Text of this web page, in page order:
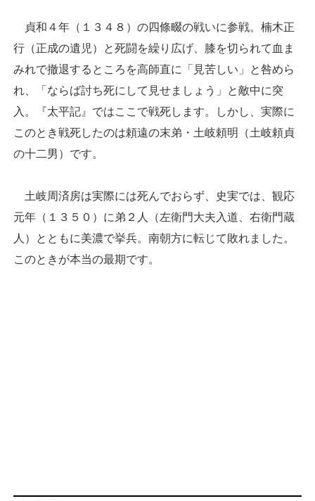
貞和４年（１３４８）の四條畷の戦いに参戦。楠木正
行（正成の遺児）と死闘を繰り広げ、膝を切られて血ま
みれで撤退するところを高師直に「見苦しい」と咎めら
れ、「ならば討ち死にして見せましょう」と敵中に突
入。『太平記』ではここで戦死します。しかし、実際に
このとき戦死したのは頼遠の末弟・土岐頼明（土岐頼貞
の十二男）です。
土岐周済房は実際には死んでおらず、史実では、観応
元年（１３５０）に弟２人（左衛門大夫入道、右衛門蔵
人）とともに美濃で挙兵。南朝方に転じて敗れました。
このときが本当の最期です。